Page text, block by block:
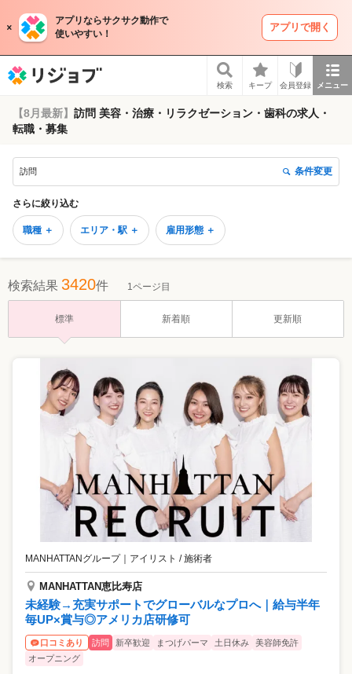
アプリならサクサク動作で
使いやすい！
アプリで開く
検索 キープ 会員登録 メニュー
【8月最新】 訪問 美容・治療・リラクゼーション・歯科の求人・
転職・募集
訪問 条件変更
さらに絞り込む
職種 ＋ エリア・駅 ＋ 雇用形態 ＋
検索結果 3420件 1ページ目
標準 新着順 更新順
MANHATTANグループ｜ アイリスト / 施術者
MANHATTAN恵比寿店
未経験→充実サポートでグローバルなプロへ｜給与半年
毎UP×賞与◎アメリカ店研修可
口コミあり 訪問 新卒歓迎 まつげパーマ 土日休み
美容師免許
オープニング